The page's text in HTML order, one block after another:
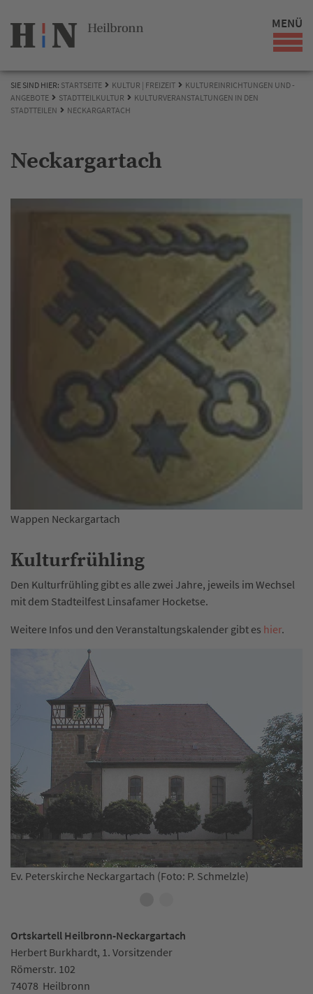
MENÜ
SIE SIND HIER: STARTSEITE KULTUR | FREIZEIT
KULTUREINRICHTUNGEN UND -
ANGEBOTE
STADTTEILKULTUR
KULTURVERANSTALTUNGEN IN DEN
STADTTEILEN
NECKARGARTACH
Neckargartach
Wappen Neckargartach
Kulturfrühling
Den Kulturfrühling gibt es alle zwei Jahre, jeweils im Wechsel
mit dem Stadteilfest Linsafamer Hocketse.
Weitere Infos und den Veranstaltungskalender gibt es hier.
Ev. Peterskirche Neckargartach (Foto: P. Schmelzle)
Ortskartell Heilbronn-Neckargartach
Herbert Burkhardt, 1. Vorsitzender
Römerstr. 102
74078 Heilbronn